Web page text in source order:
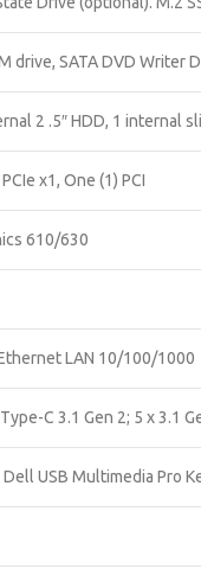
drive, SATA DVD Writer
2 .5″ HDD, 1 internal
x1, One (1) PCI
610/630
LAN 10/100/1000
C 3.1 Gen 2; 5 x 3.1
USB Multimedia Pro